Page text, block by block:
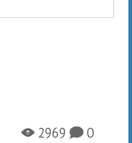
X2969K0